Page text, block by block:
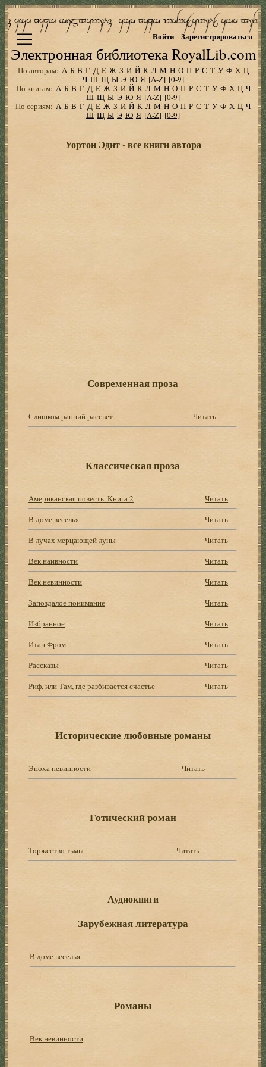
Электронная библиотека RoyalLib.com
Войти Зарегистрироваться
По авторам: А Б В Г Д Е Ж З И Й К Л М Н О П Р С Т У Ф Х Ц
Ч Ш Щ Ы Э Ю Я [A-Z] [0-9]
По книгам: А Б В Г Д Е Ж З И Й К Л М Н О П Р С Т У Ф Х Ц Ч
Ш Щ Ы Э Ю Я [A-Z] [0-9]
По сериям: А Б В Г Д Е Ж З И Й К Л М Н О П Р С Т У Ф Х Ц Ч
Ш Щ Ы Э Ю Я [A-Z] [0-9]
Уортон Эдит - все книги автора
Современная проза
Слишком ранний рассвет Читать
Классическая проза
Американская повесть. Книга 2
Читать
В доме веселья
Читать
В лучах мерцающей луны
Читать
Век наивности
Читать
Век невинности
Читать
Запоздалое понимание
Читать
Избранное
Читать
Итан Фром
Читать
Рассказы
Читать
Риф, или Там, где разбивается счастье
Читать
Исторические любовные романы
Эпоха невинности Читать
Готический роман
Торжество тьмы Читать
Аудиокниги
Зарубежная литература
В доме веселья
Романы
Век невинности